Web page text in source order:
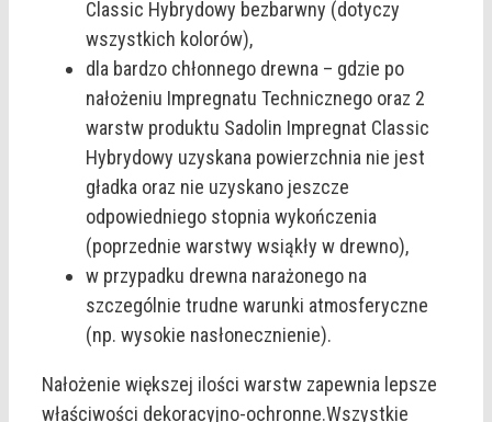
Classic Hybrydowy bezbarwny (dotyczy
wszystkich kolorów),
dla bardzo chłonnego drewna – gdzie po
nałożeniu Impregnatu Technicznego oraz 2
warstw produktu Sadolin Impregnat Classic
Hybrydowy uzyskana powierzchnia nie jest
gładka oraz nie uzyskano jeszcze
odpowiedniego stopnia wykończenia
(poprzednie warstwy wsiąkły w drewno),
w przypadku drewna narażonego na
szczególnie trudne warunki atmosferyczne
(np. wysokie nasłonecznienie).
Nałożenie większej ilości warstw zapewnia lepsze
właściwości dekoracyjno-ochronne.Wszystkie